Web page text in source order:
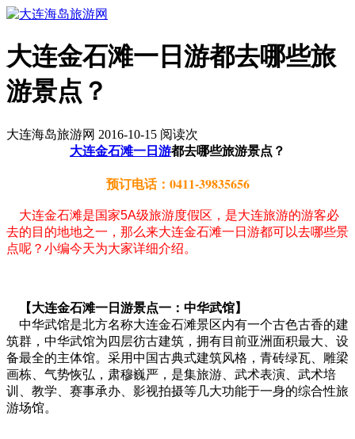
大连金石滩一日游都去哪些旅
游景点？
大连海岛旅游网 2016-10-15 阅读次
大连金石滩一日游都去哪些旅游景点？
预订电话：0411-39835656
大连金石滩是国家5A级旅游度假区，是大连旅游的游客必
去的目的地地之一，那么来大连金石滩一日游都可以去哪些景
点呢？小编今天为大家详细介绍。
【大连金石滩一日游景点一：中华武馆】
中华武馆是北方名称大连金石滩景区内有一个古色古香的建
筑群，中华武馆为四层彷古建筑，拥有目前亚洲面积最大、设
备最全的主体馆。采用中国古典式建筑风格，青砖绿瓦、雕梁
画栋、气势恢弘，肃穆巍严，是集旅游、武术表演、武术培
训、教学、赛事承办、影视拍摄等几大功能于一身的综合性旅
游场馆。